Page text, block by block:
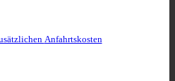
Anfahrtskosten